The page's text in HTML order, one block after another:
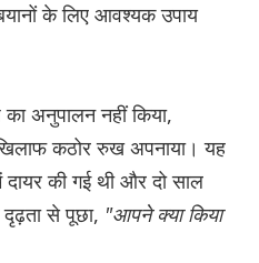
के लिए आवश्यक उपाय
अनुपालन नहीं किया,
कठोर रुख अपनाया। यह
की गई थी और दो साल
से पूछा, "आपने क्या किया